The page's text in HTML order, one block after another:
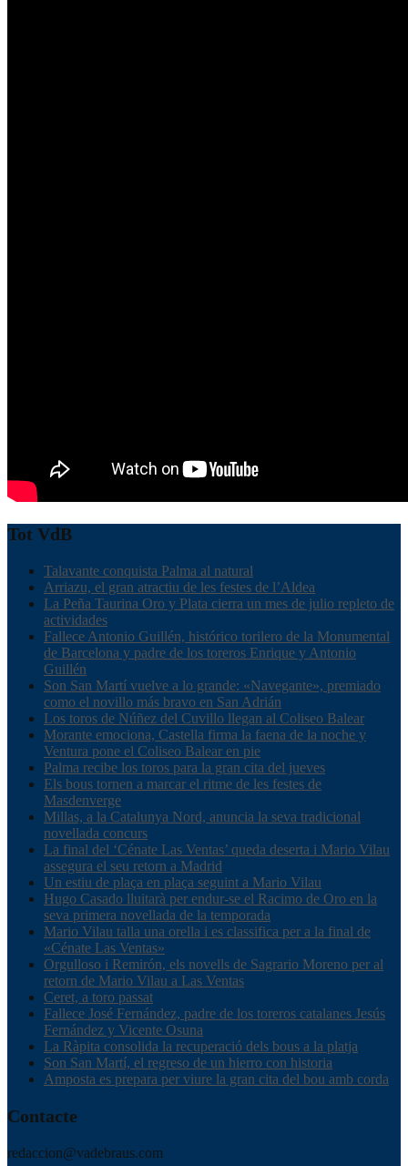
Tot VdB
Talavante conquista Palma al natural
Arriazu, el gran atractiu de les festes de l’Aldea
La Peña Taurina Oro y Plata cierra un mes de julio repleto de
actividades
Fallece Antonio Guillén, histórico torilero de la Monumental
de Barcelona y padre de los toreros Enrique y Antonio
Guillén
Son San Martí vuelve a lo grande: «Navegante», premiado
como el novillo más bravo en San Adrián
Los toros de Núñez del Cuvillo llegan al Coliseo Balear
Morante emociona, Castella firma la faena de la noche y
Ventura pone el Coliseo Balear en pie
Palma recibe los toros para la gran cita del jueves
Els bous tornen a marcar el ritme de les festes de
Masdenverge
Millas, a la Catalunya Nord, anuncia la seva tradicional
novellada concurs
La final del ‘Cénate Las Ventas’ queda deserta i Mario Vilau
assegura el seu retorn a Madrid
Un estiu de plaça en plaça seguint a Mario Vilau
Hugo Casado lluitarà per endur-se el Racimo de Oro en la
seva primera novellada de la temporada
Mario Vilau talla una orella i es classifica per a la final de
«Cénate Las Ventas»
Orgulloso i Remirón, els novells de Sagrario Moreno per al
retorn de Mario Vilau a Las Ventas
Ceret, a toro passat
Fallece José Fernández, padre de los toreros catalanes Jesús
Fernández y Vicente Osuna
La Ràpita consolida la recuperació dels bous a la platja
Son San Martí, el regreso de un hierro con historia
Amposta es prepara per viure la gran cita del bou amb corda
Contacte
redaccion@vadebraus.com